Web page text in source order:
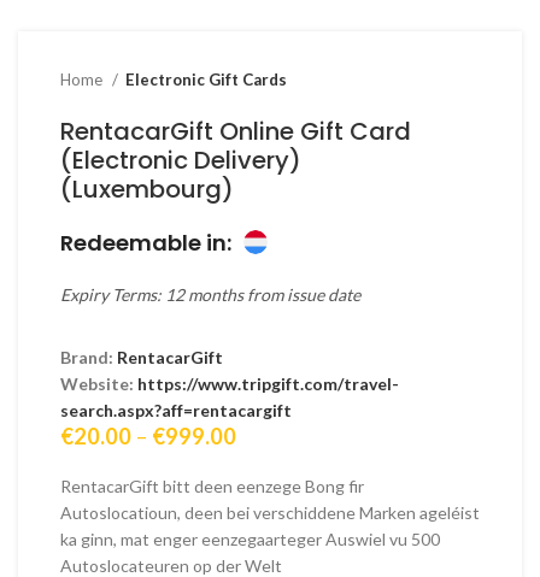
Home Electronic Gift Cards
RentacarGift Online Gift Card
(Electronic Delivery)
(Luxembourg)
Redeemable in:
Expiry Terms: 12 months from issue date
Brand: RentacarGift
Website: https://www.tripgift.com/travel-
search.aspx?aff=rentacargift
€20.00 – €999.00Price
€20.00
through
€999.00
RentacarGift bitt deen eenzege Bong fir
Autoslocatioun, deen bei verschiddene Marken ageléist
ka ginn, mat enger eenzegaarteger Auswiel vu 500
Autoslocateuren op der Welt